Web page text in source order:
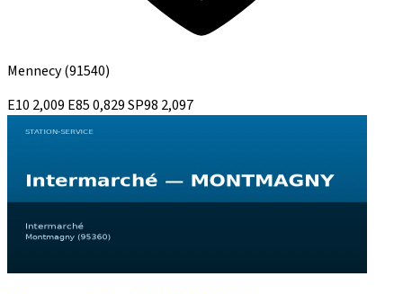
Mennecy(91540)
E10 2,009 E850,829SP98 2,097